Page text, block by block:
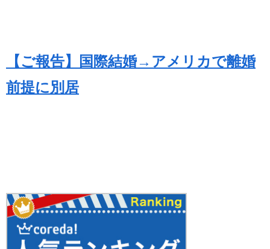
【ご報告】国際結婚→アメリカで離婚
前提に別居